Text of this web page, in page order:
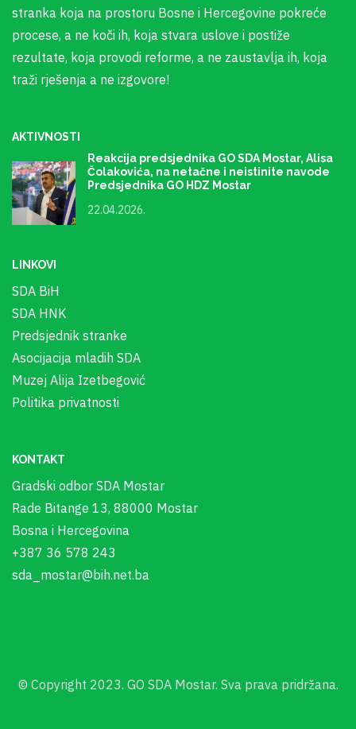
stranka koja na prostoru Bosne i Hercegovine pokreće
procese, a ne koči ih, koja stvara uslove i postiže
rezultate, koja provodi reforme, a ne zaustavlja ih, koja
traži rješenja a ne izgovore!
AKTIVNOSTI
Reakcija predsjednika GO SDA Mostar, Alisa
Čolakovića, na netačne i neistinite navode
Predsjednika GO HDZ Mostar
22.04.2026.
LINKOVI
SDA BiH
SDA HNK
Predsjednik stranke
Asocijacija mladih SDA
Muzej Alija Izetbegović
Politika privatnosti
KONTAKT
Gradski odbor SDA Mostar
Rade Bitange 13, 88000 Mostar
Bosna i Hercegovina
+387 36 578 243
sda_mostar@bih.net.ba
© Copyright 2023. GO SDA Mostar. Sva prava pridržana.